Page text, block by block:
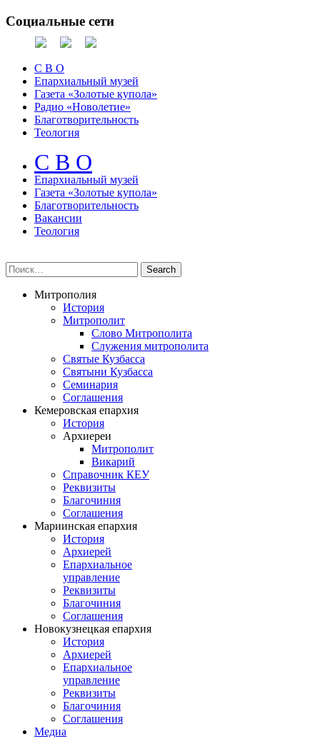
Социальные сети
С В О
Епархиальный музей
Газета «Золотые купола»
Радио «Новолетие»
Благотворительность
Теология
С В О
Епархиальный музeй
Газета «Золотые купола»
Благотворительность
Вакансии
Теология
Митрополия
История
Митрополит
Слово Митрополита
Служения митрополита
Святые Кузбасса
Святыни Кузбасса
Семинария
Соглашения
Кемеровская епархия
История
Архиереи
Митрополит
Викарий
Справочник КЕУ
Реквизиты
Благочиния
Соглашения
Мариинская епархия
История
Архиерей
Епархиальное
управление
Реквизиты
Благочиния
Соглашения
Новокузнецкая епархия
История
Архиерей
Епархиальное
управление
Реквизиты
Благочиния
Соглашения
Медиа